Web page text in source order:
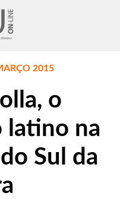
2015
o
latino na
Sul da